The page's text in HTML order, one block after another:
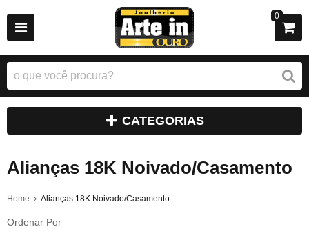
0
CATEGORIAS
Alianças 18K Noivado/Casamento
Home Alianças 18K Noivado/Casamento
Ordenar Por